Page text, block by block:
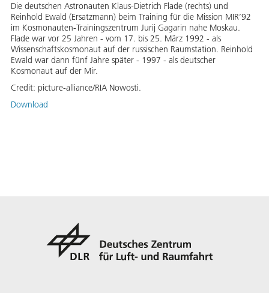
Die deutschen Astronauten Klaus-Dietrich Flade (rechts) und
Reinhold Ewald (Ersatzmann) beim Training für die Mission MIR’92
im Kosmonauten-Trainingszentrum Jurij Gagarin nahe Moskau.
Flade war vor 25 Jahren - vom 17. bis 25. März 1992 - als
Wissenschaftskosmonaut auf der russischen Raumstation. Reinhold
Ewald war dann fünf Jahre später - 1997 - als deutscher
Kosmonaut auf der Mir.
Credit: picture-alliance/RIA Nowosti.
Download